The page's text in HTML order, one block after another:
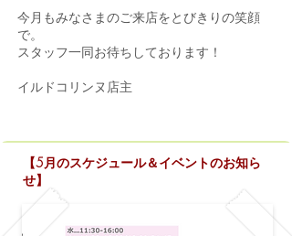
今月もみなさまのご来店をとびきりの笑顔
で。
スタッフ一同お待ちしております！
イルドコリンヌ店主
【5月のスケジュール＆イベントのお知ら
せ】